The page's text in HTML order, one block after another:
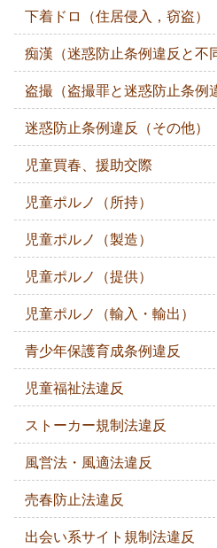
下着ドロ（住居侵入，窃盗）
痴漢（迷惑防止条例違反と不
盗撮（盗撮罪と迷惑防止条例
迷惑防止条例違反（その他）
児童買春、援助交際
児童ポルノ（所持）
児童ポルノ（製造）
児童ポルノ（提供）
児童ポルノ（輸入・輸出）
青少年保護育成条例違反
児童福祉法違反
ストーカー規制法違反
風営法・風適法違反
売春防止法違反
出会い系サイト規制法違反